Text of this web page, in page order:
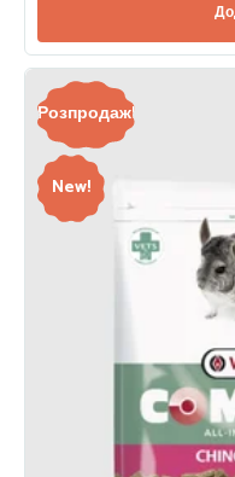
New!
Розпродаж!